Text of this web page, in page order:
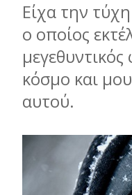
Είχα την
ο οποίος
κόσμο και
αυτού.